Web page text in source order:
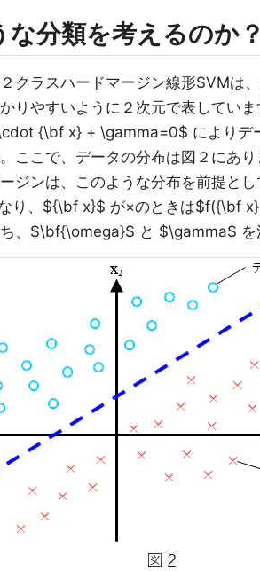
な分類を考えるのか？
クラスハードマージン線形SVMは
りやすいように２次元で表してい
{\bf x} + \gamma=0$ によりデ
ここで、データの分布は図２にあ
ジンは、このような分布を前提と
り、${\bf x}$ が×のときは$f({\bf
、$\bf{\omega}$ と $\gamma$ を